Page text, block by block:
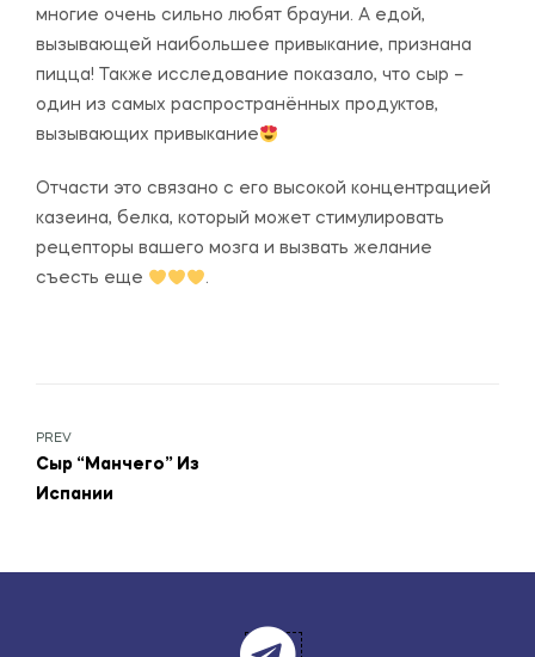
многие очень сильно любят брауни. А едой,
вызывающей наибольшее привыкание, признана
пицца! Также исследование показало, что сыр –
один из самых распространённых продуктов,
вызывающих привыкание
Отчасти это связано с его высокой концентрацией
казеина, белка, который может стимулировать
рецепторы вашего мозга и вызвать желание
съесть еще
.
PREV
Сыр “Манчего” Из
Испании